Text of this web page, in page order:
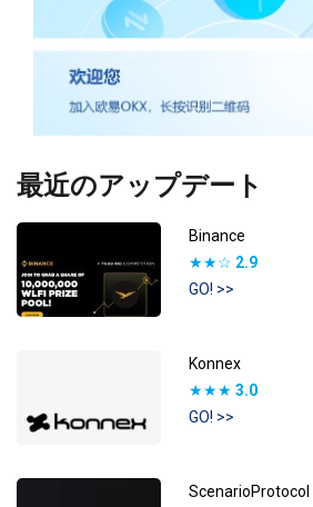
最近のアップデート
Binance
★★☆ 2.9
GO! >>
Konnex
★★★ 3.0
GO! >>
ScenarioProtocol